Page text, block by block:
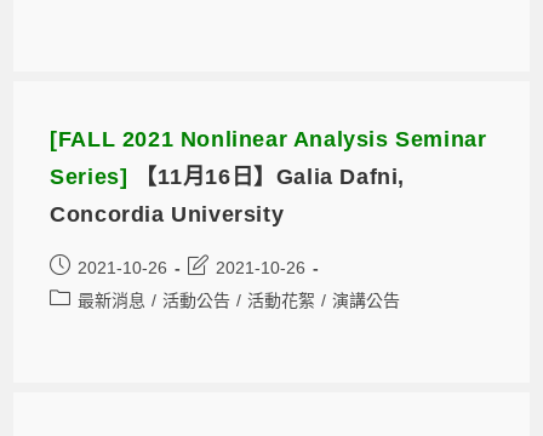
[FALL 2021 Nonlinear Analysis Seminar
Series]
【11月16日】Galia Dafni,
Concordia University
2021-10-26
2021-10-26
最新消息 / 活動公告 / 活動花絮 / 演講公告